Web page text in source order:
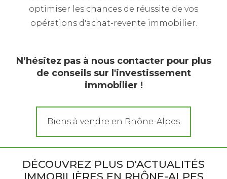
optimiser les chances de réussite de vos
opérations d'achat-revente immobilier.
N’hésitez pas à nous contacter pour plus
de conseils sur l'investissement
immobilier !
Biens à vendre en Rhône-Alpes
DÉCOUVREZ PLUS D'ACTUALITÉS
IMMOBILIÈRES EN RHÔNE-ALPES